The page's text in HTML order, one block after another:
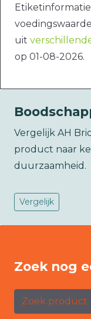
uit
op 01-08-2026.
Vergelijk AH
product naar
duurzaamheid.
Vergelijk
Zoek nog
Zoek product